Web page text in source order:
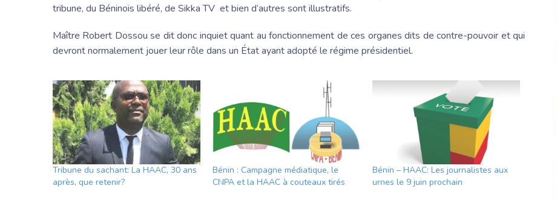
tribune, du Béninois libéré, de Sikka TV et bien d’autres sont illustratifs.
Maître Robert Dossou se dit donc inquiet quant au fonctionnement de ces organes dits de contre-pouvoir et qui
devront normalement jouer leur rôle dans un État ayant adopté le régime présidentiel.
Tribune du sachant: La HAAC, 30 ans
après, que retenir?
Bénin : Campagne médiatique, le
CNPA et la HAAC à couteaux tirés
Bénin – HAAC: Les journalistes aux
urnes le 9 juin prochain